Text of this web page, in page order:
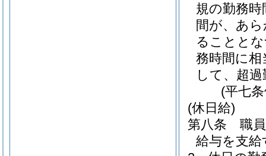
規の勤務
間が、あ
ることと
務時間に
して、超
(平七
(休日給)
第八条
職
給与を支給